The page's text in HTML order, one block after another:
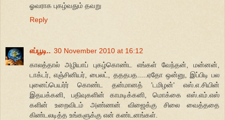
ஓவராக புகழ்வதும் தவறு
Reply
எப்பூடி.. 30 November 2010 at 16:12
காலத்தால் அழியாப் புகழ்கொண்ட எங்கள் வேந்தன், மன்னன்,
டாக்டர், எஞ்சினியர், பைலட், தததபத.....ஏதோ ஒன்னு, இப்பிடி பல
புனைப்பெயர்ர் கொண்ட தன்மானத் 'டமிழன்' எஸ்.எ.சியின்
இதயக்கனி, பதிவுகளின் காமடிக்கனி, மொக்கை எஸ்.எம்.எஸ்
களின் உறைவிடம் அண்ணன் விஜைக்கு சிலை வைத்ததை
கிண்டலடித்த உங்களுக்கு என் கண்டனங்கள்.